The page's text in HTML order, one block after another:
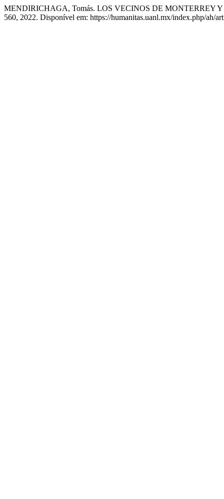
MENDIRICHAGA, Tomás. LOS VECINOS DE MONTERREY
560, 2022. Disponível em: https://humanitas.uanl.mx/index.php/ah/